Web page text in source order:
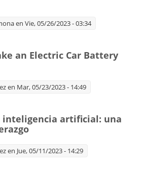
en Vie, 05/26/2023 - 03:34
an Electric Car Battery
en Mar, 05/23/2023 - 14:49
inteligencia artificial: una
en Jue, 05/11/2023 - 14:29